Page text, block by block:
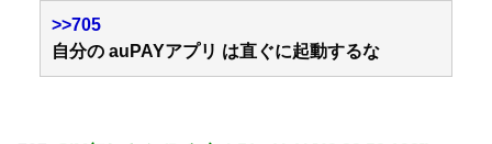
>>705
自分の auPAYアプリ は直ぐに起動するな